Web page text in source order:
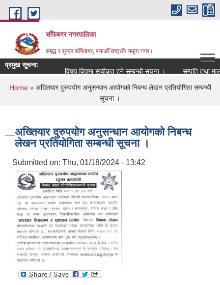
Skip to main content
साँफेबगर नगरपालिका
समृद्ध र सुन्दर साँफेबगर, बनाऔँ राष्ट्रकै नमूना नगर।
प्रमुख सूचना:
विषय विज्ञमा सुचीकृत हुने सम्बन्धी सूचना ।
सम्पति तथा
You are here
Home» अख्तियार दुरुपयोग अनुसन्धान आयोगको निबन्ध लेखन प्रतियोगिता सम्बन्धी
सूचना ।
अख्तियार दुरुपयोग अनुसन्धान आयोगको निबन्ध
लेखन प्रतियोगिता सम्बन्धी सूचना ।
Submitted on: Thu, 01/18/2024 - 13:42